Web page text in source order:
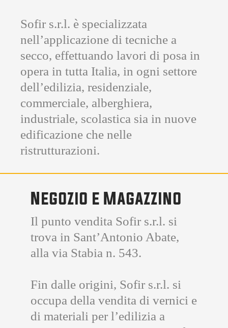
Sofir s.r.l. è specializzata
nell’applicazione di tecniche a
secco, effettuando lavori di posa in
opera in tutta Italia, in ogni settore
dell’edilizia, residenziale,
commerciale, alberghiera,
industriale, scolastica sia in nuove
edificazione che nelle
ristrutturazioni.
Negozio e Magazzino
Il punto vendita Sofir s.r.l. si
trova in Sant’Antonio Abate,
alla via Stabia n. 543.
Fin dalle origini, Sofir s.r.l. si
occupa della vendita di vernici e
di materiali per l’edilizia a